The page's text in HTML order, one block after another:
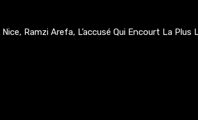
Ramzi Arefa, L’accusé Qui Encourt La Plus